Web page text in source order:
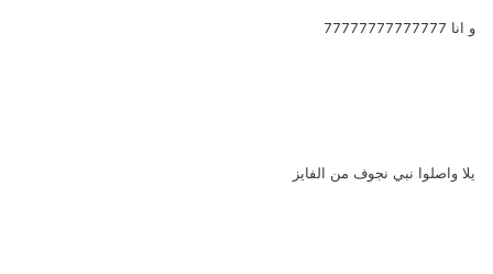
و انا 77777777777777
يلا واصلوا نبي نجوف من الفايز